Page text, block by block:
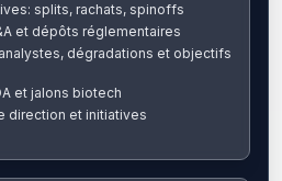
splits, rachats, spinoffs
et dépôts réglementaires
dégradations et objectifs
et jalons biotech
direction et initiatives